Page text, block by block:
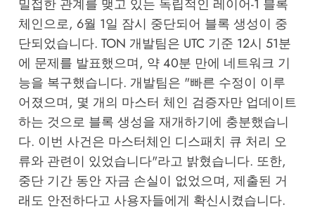
밀접한 관계를 맺고 있는 독립적인 레이어-1 블록
체인으로, 6월 1일 잠시 중단되어 블록 생성이 중
단되었습니다. TON 개발팀은 UTC 기준 12시 51분
에 문제를 발표했으며, 약 40분 만에 네트워크 기
능을 복구했습니다. 개발팀은 "빠른 수정이 이루
어졌으며, 몇 개의 마스터 체인 검증자만 업데이트
하는 것으로 블록 생성을 재개하기에 충분했습니
다. 이번 사건은 마스터체인 디스패치 큐 처리 오
류와 관련이 있었습니다"라고 밝혔습니다. 또한,
중단 기간 동안 자금 손실이 없었으며, 제출된 거
래도 안전하다고 사용자들에게 확신시켰습니다.